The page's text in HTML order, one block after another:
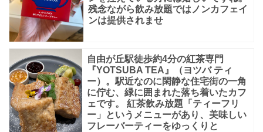
も
あ
り
残念ながら飲み放題ではノンカフェイ
ンは提供されませ
自由が丘駅徒歩約4分の紅茶専門
『YOTSUBA TEA』（ヨツバ ティ
ー）。駅近なのに閑静な住宅街の一角
に佇む、緑に囲まれた落ち着いたカフ
ェです。 紅茶飲み放題「ティーフリ
ー」というメニューがあり、美味しい
フレーバーティーをゆっくりと